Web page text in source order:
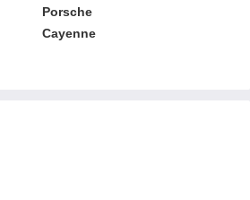
Porsche
Cayenne